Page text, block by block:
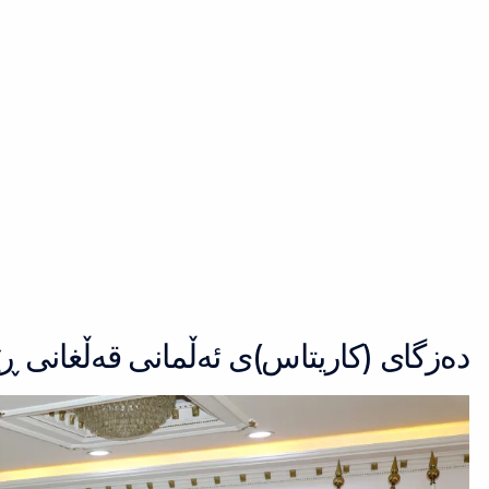
دەزگای (كاریتاس)ی ئەڵمانی قەڵغانی